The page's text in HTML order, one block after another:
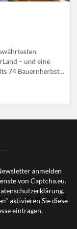
– und eine
74 Bauernherbst-
Veranstaltungen.
Gäste schätzen
anmelden
von Captcha.eu.
.
aktivieren Sie diese
eintragen.